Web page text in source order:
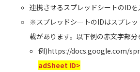
連携させるスプレッドシートのIDを
※スプレッドシートのIDはスプレ
載があります。以下例の赤文字部分
例)https://docs.google.com/
adSheet ID>